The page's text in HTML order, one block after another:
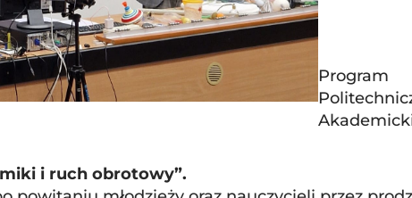
Program
i ruch obrotowy”.